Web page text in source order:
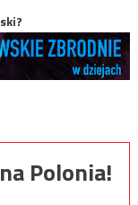
Polonia!